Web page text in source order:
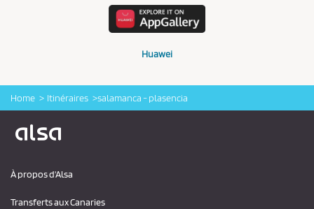
Huawei
Home Itinéraires salamanca - plasencia
À propos d'Alsa
Transferts aux Canaries
Logo Alsa